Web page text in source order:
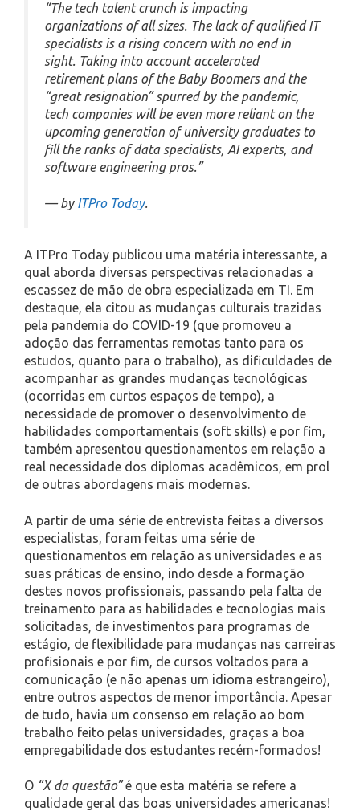
“The tech talent crunch is impacting
organizations of all sizes. The lack of qualified IT
specialists is a rising concern with no end in
sight. Taking into account accelerated
retirement plans of the Baby Boomers and the
“great resignation” spurred by the pandemic,
tech companies will be even more reliant on the
upcoming generation of university graduates to
fill the ranks of data specialists, AI experts, and
software engineering pros.”
— by ITPro Today.
A ITPro Today publicou uma matéria interessante, a
qual aborda diversas perspectivas relacionadas a
escassez de mão de obra especializada em TI. Em
destaque, ela citou as mudanças culturais trazidas
pela pandemia do COVID-19 (que promoveu a
adoção das ferramentas remotas tanto para os
estudos, quanto para o trabalho), as dificuldades de
acompanhar as grandes mudanças tecnológicas
(ocorridas em curtos espaços de tempo), a
necessidade de promover o desenvolvimento de
habilidades comportamentais (soft skills) e por fim,
também apresentou questionamentos em relação a
real necessidade dos diplomas acadêmicos, em prol
de outras abordagens mais modernas.
A partir de uma série de entrevista feitas a diversos
especialistas, foram feitas uma série de
questionamentos em relação as universidades e as
suas práticas de ensino, indo desde a formação
destes novos profissionais, passando pela falta de
treinamento para as habilidades e tecnologias mais
solicitadas, de investimentos para programas de
estágio, de flexibilidade para mudanças nas carreiras
profisionais e por fim, de cursos voltados para a
comunicação (e não apenas um idioma estrangeiro),
entre outros aspectos de menor importância. Apesar
de tudo, havia um consenso em relação ao bom
trabalho feito pelas universidades, graças a boa
empregabilidade dos estudantes recém-formados!
O “X da questão”é que esta matéria se refere a
qualidade geral das boas universidades americanas!